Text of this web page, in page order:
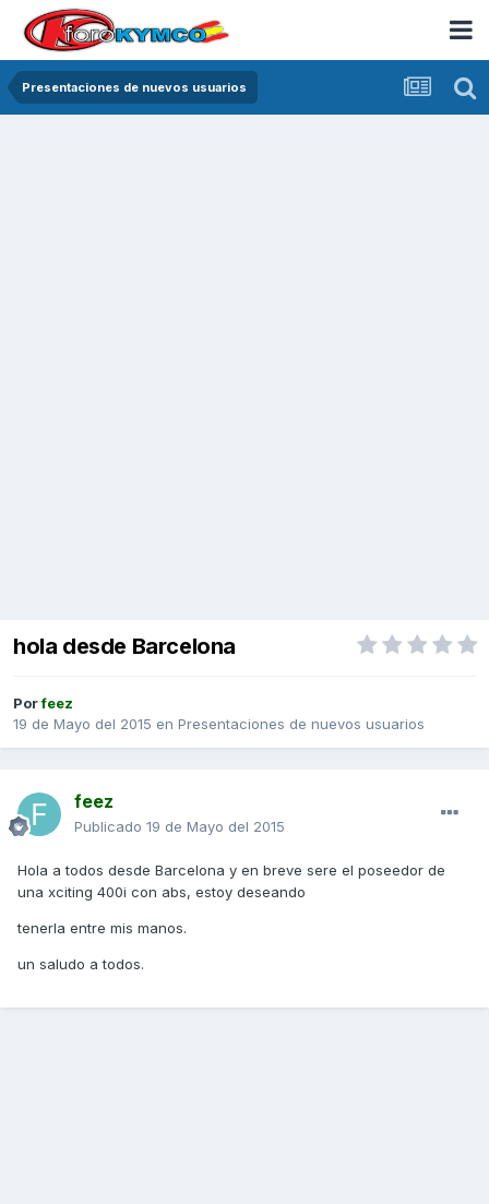
Presentaciones de nuevos usuarios
hola desde Barcelona
Porfeez
19 de Mayo del 2015 en Presentaciones de nuevos usuarios
feez
Publicado 19 de Mayo del 2015
Hola a todos desde Barcelona y en breve sere el poseedor de
una xciting 400i con abs, estoy deseando
tenerla entre mis manos.
un saludo a todos.